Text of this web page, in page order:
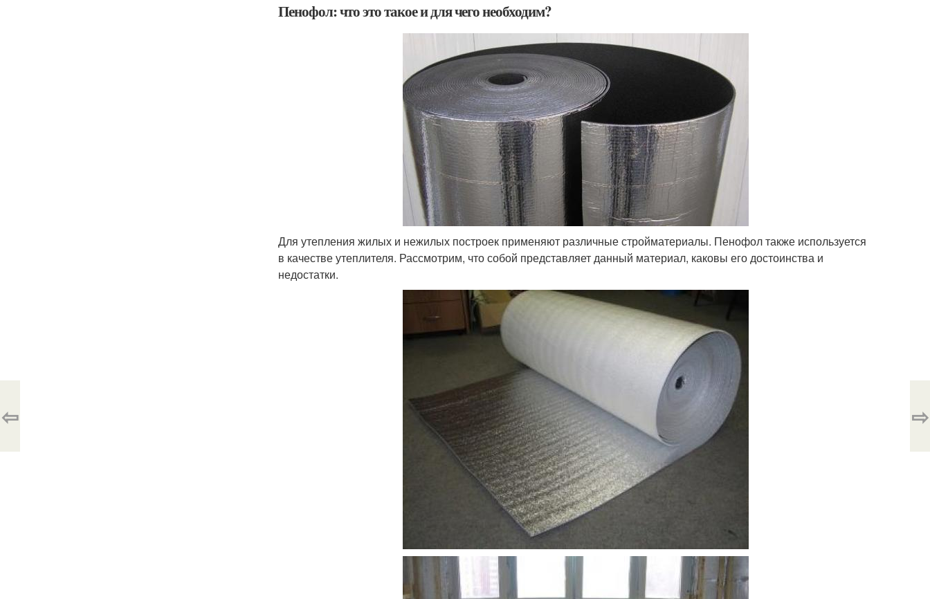
Пенофол: что это такое и для чего необходим?
Для утепления жилых и нежилых построек применяют различные стройматериалы. Пенофол также используется
в качестве утеплителя. Рассмотрим, что собой представляет данный материал, каковы его достоинства и
недостатки.
⇦ ⇨